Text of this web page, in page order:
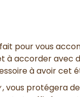
pour vous
à accorder avec
à avoir cet
, vous protégera